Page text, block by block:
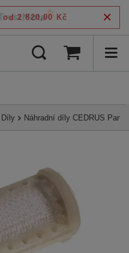
od 2 820,00 Kč
Díly Náhradní díly CEDRUS Parts